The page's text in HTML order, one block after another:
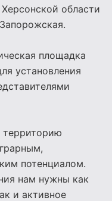
области
площадка
установления
территорию
потенциалом.
нам нужны как
и активное